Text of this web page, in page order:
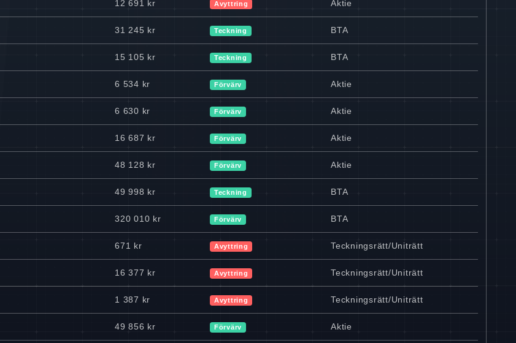
12 691 kr Avyttring Aktie
31 245 kr Teckning BTA
15 105 kr Teckning BTA
6 534 kr Förvärv Aktie
6 630 kr Förvärv Aktie
16 687 kr Förvärv Aktie
48 128 kr Förvärv Aktie
49 998 kr Teckning BTA
320 010 kr Förvärv BTA
671 kr Avyttring Teckningsrätt/Uniträtt
16 377 kr Avyttring Teckningsrätt/Uniträtt
1 387 kr Avyttring Teckningsrätt/Uniträtt
49 856 kr Förvärv Aktie